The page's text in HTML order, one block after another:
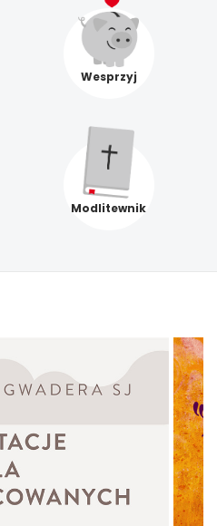
Wesprzyj
Modlitewnik